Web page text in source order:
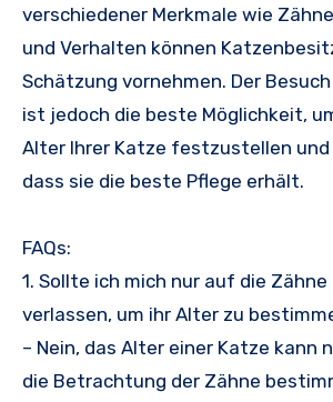
verschiedener Merkmale wie
und Verhalten können
Schätzung vornehmen. Der
ist jedoch die beste Möglichkeit,
Alter Ihrer Katze festzustellen
dass sie die beste Pflege erhält.
FAQs:
1. Sollte ich mich nur auf die
verlassen, um ihr Alter zu
– Nein, das Alter einer Katze kann
die Betrachtung der Zähne